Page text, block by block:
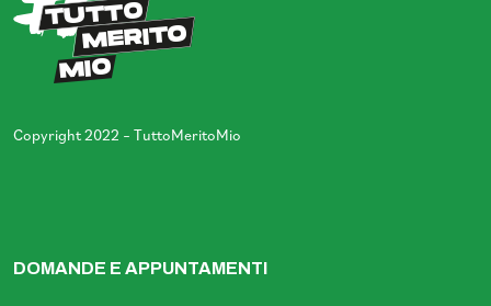
Copyright 2022 – TuttoMeritoMio
DOMANDE E APPUNTAMENTI